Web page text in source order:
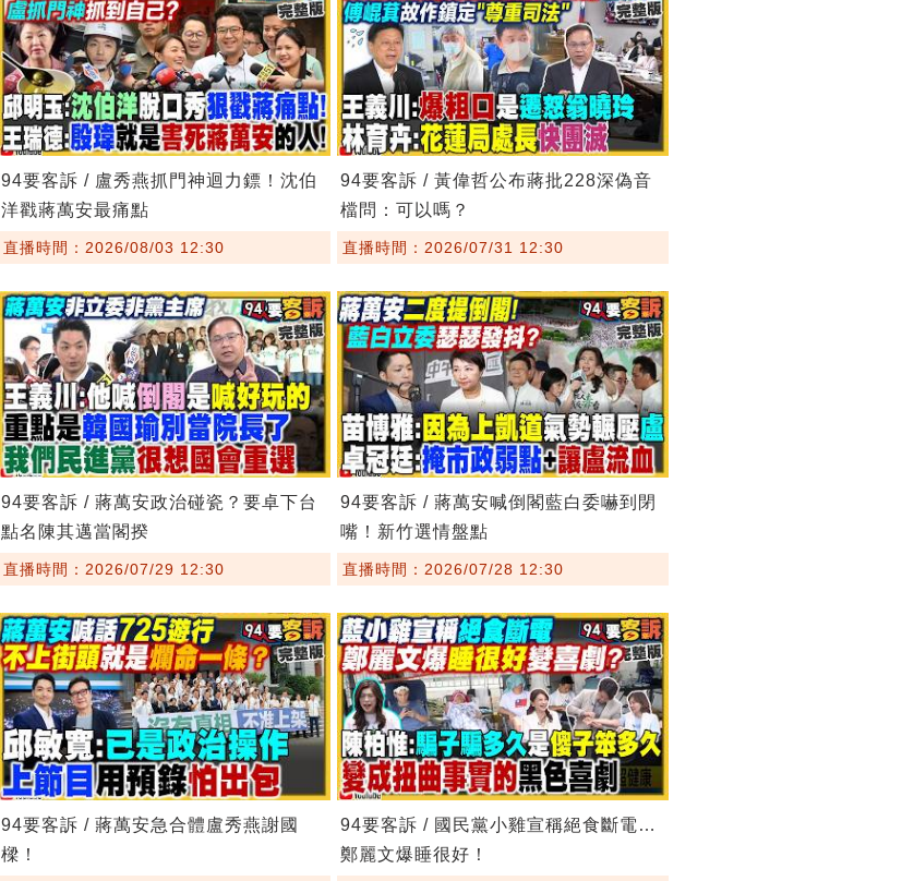
94要客訴 / 盧秀燕抓門神迴力鏢！沈伯
洋戳蔣萬安最痛點
直播時間：2026/08/03 12:30
94要客訴 / 黃偉哲公布蔣批228深偽音
檔問：可以嗎？
直播時間：2026/07/31 12:30
94要客訴 / 蔣萬安政治碰瓷？要卓下台
點名陳其邁當閣揆
直播時間：2026/07/29 12:30
94要客訴 / 蔣萬安喊倒閣藍白委嚇到閉
嘴！新竹選情盤點
直播時間：2026/07/28 12:30
94要客訴 / 蔣萬安急合體盧秀燕謝國
樑！
94要客訴 / 國民黨小雞宣稱絕食斷電…
鄭麗文爆睡很好！